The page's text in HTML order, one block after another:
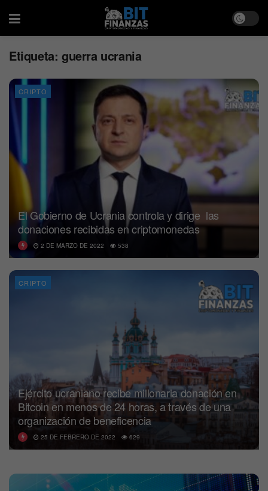
Etiqueta: guerra ucrania
CRIPTO
El Gobierno de Ucrania controla y dirige las
donaciones recibidas en criptomonedas
2 DE MARZO DE 2022 538
CRIPTO
Ejército ucraniano recibe millonaria donación en
Bitcoin en menos de 24 horas, a través de una
organización de beneficencia
25 DE FEBRERO DE 2022 629